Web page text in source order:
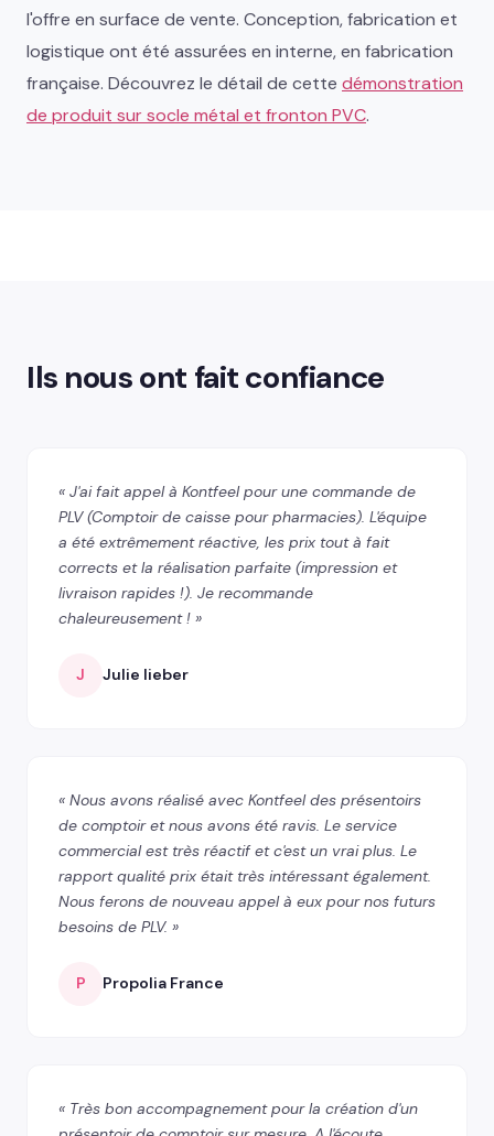
l'offre en surface de vente. Conception, fabrication et
logistique ont été assurées en interne, en fabrication
française. Découvrez le détail de cette démonstration
de produit sur socle métal et fronton PVC.
Ils nous ont fait confiance
« J'ai fait appel à Kontfeel pour une commande de
PLV (Comptoir de caisse pour pharmacies). L'équipe
a été extrêmement réactive, les prix tout à fait
corrects et la réalisation parfaite (impression et
livraison rapides !). Je recommande
chaleureusement ! »
J Julie lieber
« Nous avons réalisé avec Kontfeel des présentoirs
de comptoir et nous avons été ravis. Le service
commercial est très réactif et c'est un vrai plus. Le
rapport qualité prix était très intéressant également.
Nous ferons de nouveau appel à eux pour nos futurs
besoins de PLV. »
P Propolia France
« Très bon accompagnement pour la création d'un